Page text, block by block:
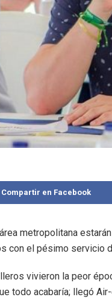
Compartir en Facebook
metropolitana
con el pésimo servicio
vivieron la peor
todo acabaría; llegó